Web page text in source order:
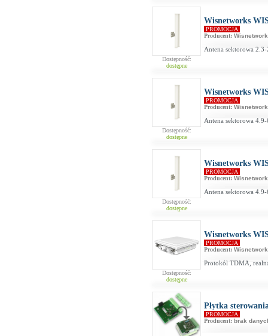
Dostępność:
dostępne
Wisnetworks
PROMOCJA
Producent:
Antena sektorowa
Dostępność:
dostępne
Wisnetworks
PROMOCJA
Producent:
Antena sektorowa
Dostępność:
dostępne
Wisnetworks
PROMOCJA
Producent:
Antena sektorowa
Dostępność:
dostępne
Wisnetworks
PROMOCJA
Producent:
Protokól TDMA,
Płytka
PROMOCJA
Producent: brak